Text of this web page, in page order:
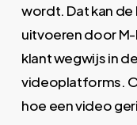
wordt. Dat kan
uitvoeren door
klant wegwijs in
videoplatforms.
hoe een video